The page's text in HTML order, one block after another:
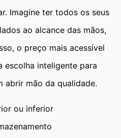
Imagine ter todos os seus
ao alcance das mãos,
o preço mais acessível
escolha inteligente para
abrir mão da qualidade.
ou inferior